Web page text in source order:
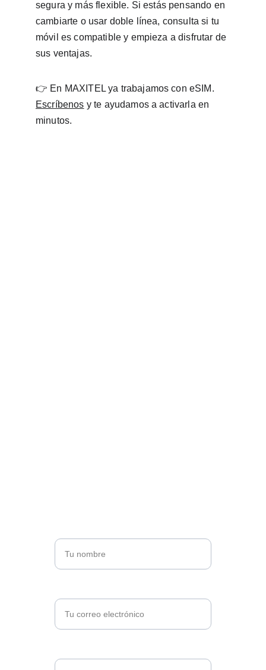
segura y más flexible. Si estás pensando en
cambiarte o usar doble línea, consulta si tu
móvil es compatible y empieza a disfrutar de
sus ventajas.
👉 En MAXITEL ya trabajamos con eSIM.
Escríbenos y te ayudamos a activarla en
minutos.